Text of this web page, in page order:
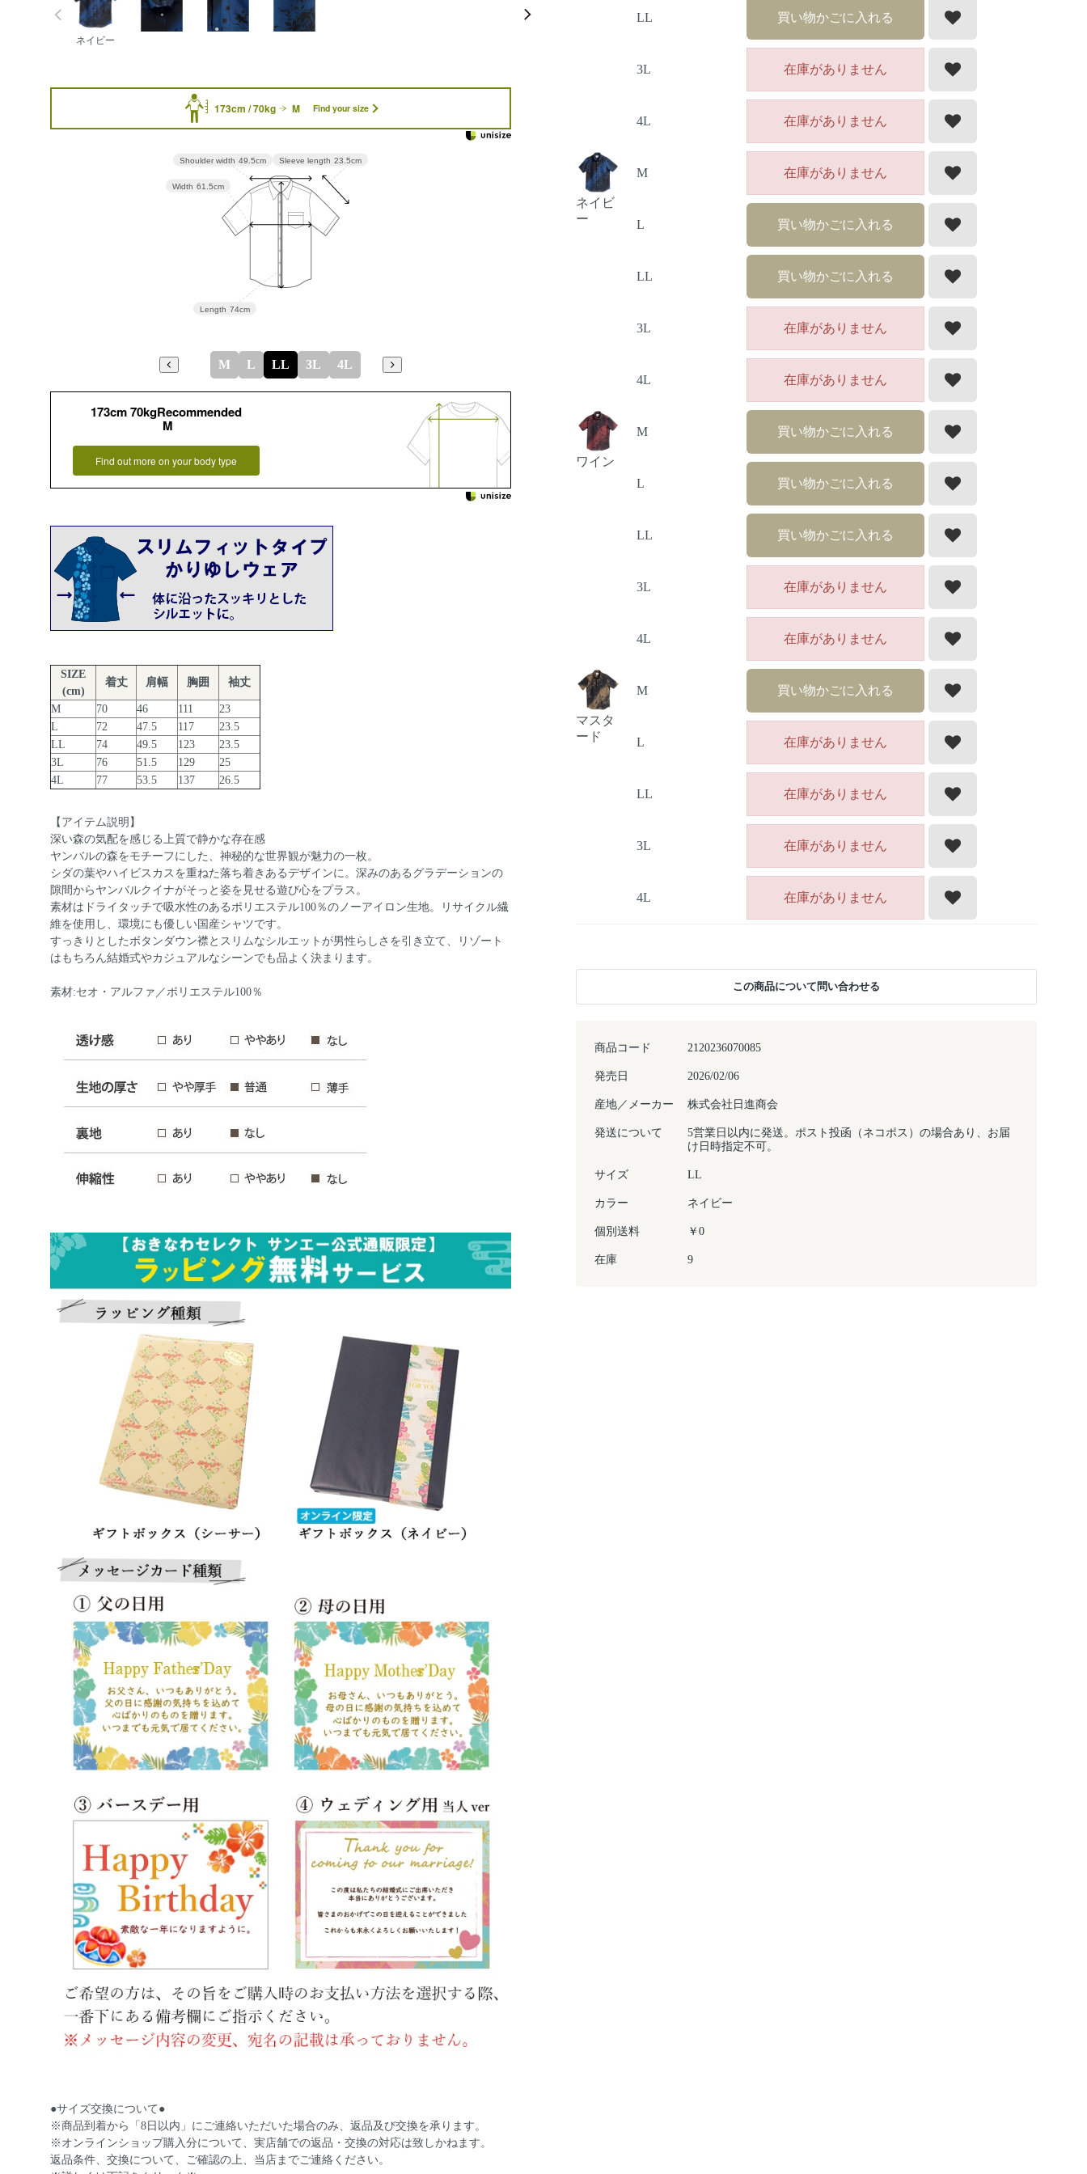
ネイビー
173cm / 70kg M Find your size
Sleeve length 23.5cm
Length 74cm
Width 61.5cm
Shoulder width 49.5cm
M L LL 3L 4L
173cm 70kgRecommended
M
Find out more on your body type
SIZE
(cm)
着丈 肩幅 胸囲 袖丈
M 70 46 111
23
L
72 47.5 117
23.5
LL
74 49.5 123
23.5
3L
76 51.5 129
25
4L
77 53.5 137 26.5
【アイテム説明】
深い森の気配を感じる上質で静かな存在感
ヤンバルの森をモチーフにした、神秘的な世界観が魅力の一枚。
シダの葉やハイビスカスを重ねた落ち着きあるデザインに。深みのあるグラデーションの
隙間からヤンバルクイナがそっと姿を見せる遊び心をプラス。
素材はドライタッチで吸水性のあるポリエステル100％のノーアイロン生地。リサイクル繊
維を使用し、環境にも優しい国産シャツです。
すっきりとしたボタンダウン襟とスリムなシルエットが男性らしさを引き立て、リゾート
はもちろん結婚式やカジュアルなシーンでも品よく決まります。
素材:セオ・アルファ／ポリエステル100％
●サイズ交換について●
※商品到着から「8日以内」にご連絡いただいた場合のみ、返品及び交換を承ります。
※オンラインショップ購入分について、実店舗での返品・交換の対応は致しかねます。
返品条件、交換について、ご確認の上、当店までご連絡ください。
商品コード 2120236070085
発売日 2026/02/06
産地／メーカー 株式会社日進商会
発送について
5営業日以内に発送。ポスト投函（ネコポス）の場合あり、お届
け日時指定不可。
サイズ LL
カラー ネイビー
個別送料 ￥0
在庫 9
LL 買い物かごに入れる
3L 在庫がありません
4L 在庫がありません
ネイビ
ー
M 在庫がありません
L 買い物かごに入れる
LL 買い物かごに入れる
3L 在庫がありません
4L 在庫がありません
ワイン
M 買い物かごに入れる
L 買い物かごに入れる
LL 買い物かごに入れる
3L 在庫がありません
4L 在庫がありません
マスタ
ード
M 買い物かごに入れる
L 在庫がありません
LL 在庫がありません
3L 在庫がありません
4L 在庫がありません
この商品について問い合わせる